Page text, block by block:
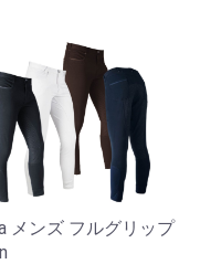
メンズ フルグリップ